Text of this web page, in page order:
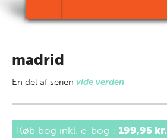
madrid
En del af serien vide verden
Køb bog inkl. e-bog : 199,95 kr.